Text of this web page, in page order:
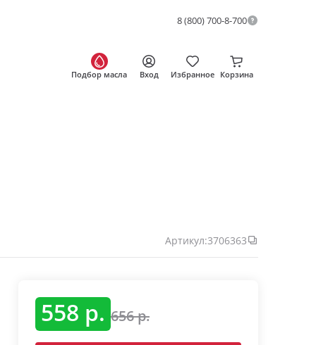
8 (800) 700-8-700
Подбор масла Вход Избранное Корзина
Артикул:3706363
558 р. 656 р.